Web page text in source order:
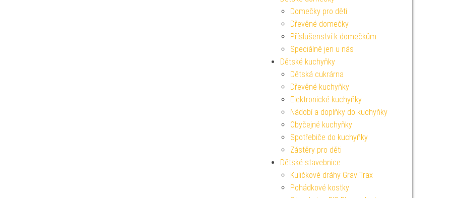
Domečky pro děti
Dřevěné domečky
Příslušenství k domečkům
Speciálně jen u nás
Dětské kuchyňky
Dětská cukrárna
Dřevěné kuchyňky
Elektronické kuchyňky
Nádobí a doplňky do kuchyňky
Obyčejné kuchyňky
Spotřebiče do kuchyňky
Zástěry pro děti
Dětské stavebnice
Kuličkové dráhy GraviTrax
Pohádkové kostky